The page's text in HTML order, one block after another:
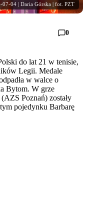
07-04 | Daria Górska | fot. PZT
0
do lat 21 w tenisie,
Legii. Medale
w walce o
Bytom. W grze
Poznań) zostały
pojedynku Barbarę